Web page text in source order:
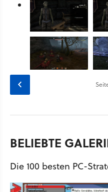
BELIEBTE
Die 100 besten PC-